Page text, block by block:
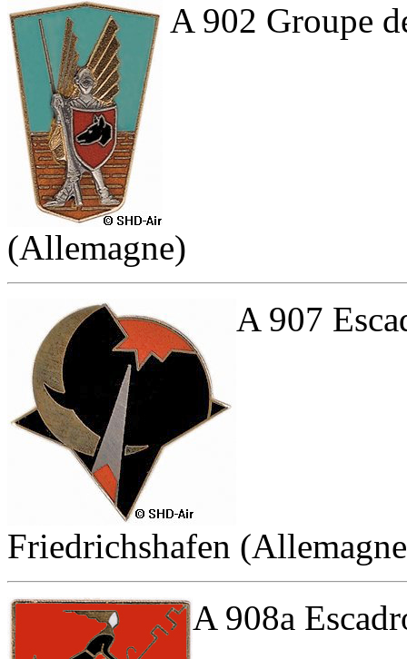
A 902 Groupe
(Allemagne)
A 907
Friedrichshafen
A 908a